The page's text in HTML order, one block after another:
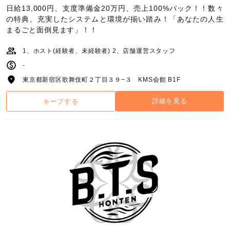
日給13,000円、支度準備金20万円、売上100%バック！！数々
の特典、充実したシステムと環境が揃い踏み！「あなたの人生
まるごと面倒見ます」！！
1、ホスト(経験者、未経験者) 2、店舗運営スタッフ
-
東京都新宿区歌舞伎町２丁目３９−３ KMS会館 B1F
キープする 詳細を見る